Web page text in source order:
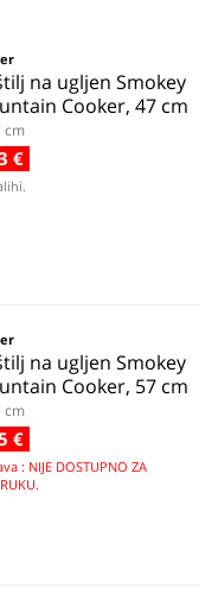
na ugljen Smokey
Cooker, 47 cm
cm
€
na ugljen Smokey
Cooker, 57 cm
cm
€
: NIJE DOSTUPNO ZA